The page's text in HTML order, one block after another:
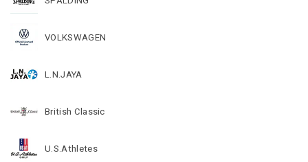
VOLKSWAGEN
L.N.JAYA
British Classic
U.S.Athletes